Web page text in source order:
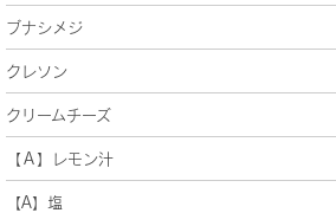
ブナシメジ
クレソン
クリームチーズ
【Ａ】レモン汁
【A】塩